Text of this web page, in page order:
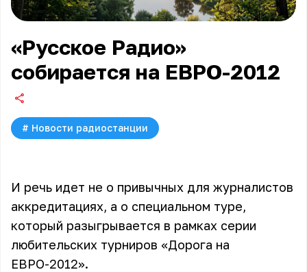
«Русское Радио»
собирается на ЕВРО-2012
# Новости радиостанции
И речь идет не о привычных для журналистов
аккредитациях, а о специальном туре,
который разыгрывается в рамках серии
любительских турниров «Дорога на
ЕВРО-2012».